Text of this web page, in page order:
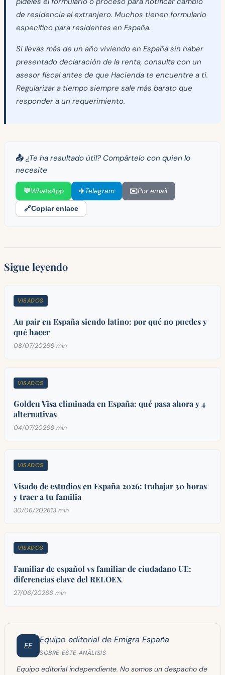
de residencia al extranjero. Muchos tienen formulario
específico para residentes en España.
Si llevas más de un año viviendo en España sin haber
presentado declaración de la renta, consulta con un
asesor fiscal antes de que Hacienda te encuentre a ti.
Regularizar a tiempo siempre sale más barato que
responder a un requerimiento.
📤 ¿Te ha resultado útil? Compártelo con quien lo
necesite
💬WhatsApp ✈️Telegram ✉️Por email
🔗Copiar enlace
Sigue leyendo
VISADOS
Au pair en España siendo latino: por qué no puedes y
qué hacer
08/07/20266 min
VISADOS
Golden Visa eliminada en España: qué pasa ahora y 4
alternativas
04/07/20266 min
VISADOS
Visado de estudios en España 2026: trabajar 30 horas
y traer a tu familia
30/06/202613 min
VISADOS
Familiar de español vs familiar de ciudadano UE:
diferencias clave del RELOEX
27/06/20266 min
EE
Equipo editorial de Emigra España
SOBRE ESTE ANÁLISIS
Equipo editorial independiente. No somos un despacho de